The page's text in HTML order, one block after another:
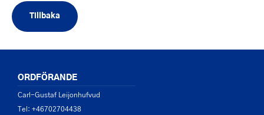
Tillbaka
ORDFÖRANDE
Carl-Gustaf Leijonhufvud
Tel: +46702704438